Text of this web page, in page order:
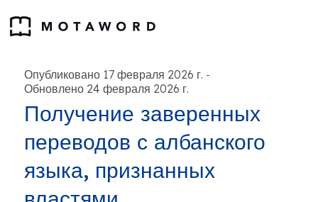
Опубликовано 17 февраля 2026 г. -
Обновлено 24 февраля 2026 г.
Получение заверенных
переводов с албанского
языка, признанных